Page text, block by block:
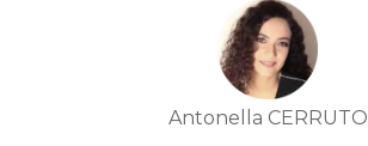
Antonella CERRUTO